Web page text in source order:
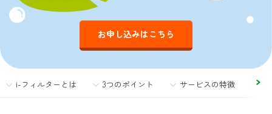
お申し込みはこちら
i-フィルターとは 3つのポイント サービスの特徴